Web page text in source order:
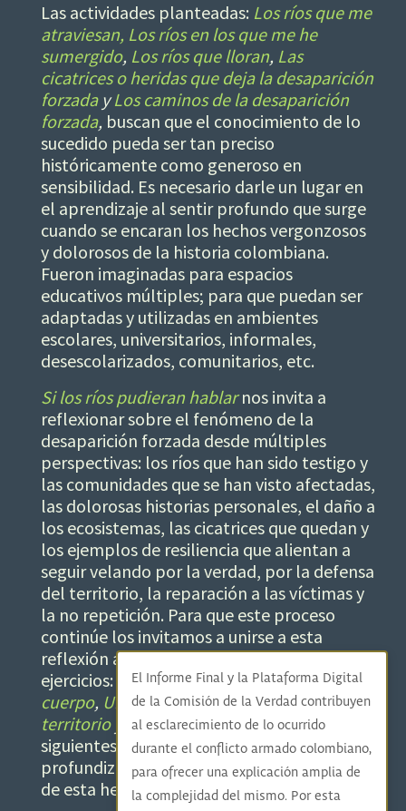
Las actividades planteadas: Los ríos que me
atraviesan, Los ríos en los que me he
sumergido, Los ríos que lloran, Las
cicatrices o heridas que deja la desaparición
forzadayLos caminos de la desaparición
forzada, buscan que el conocimiento de lo
sucedido pueda ser tan preciso
históricamente como generoso en
sensibilidad. Es necesario darle un lugar en
el aprendizaje al sentir profundo que surge
cuando se encaran los hechos vergonzosos
y dolorosos de la historia colombiana.
Fueron imaginadas para espacios
educativos múltiples; para que puedan ser
adaptadas y utilizadas en ambientes
escolares, universitarios, informales,
desescolarizados, comunitarios, etc.
Si los ríos pudieran hablarnos invita a
reflexionar sobre el fenómeno de la
desaparición forzada desde múltiples
perspectivas: los ríos que han sido testigo y
las comunidades que se han visto afectadas,
las dolorosas historias personales, el daño a
los ecosistemas, las cicatrices que quedan y
los ejemplos de resiliencia que alientan a
seguir velando por la verdad, por la defensa
del territorio, la reparación a las víctimas y
la no repetición. Para que este proceso
continúe los invitamos a unirse a esta
reflexión a través de los siguientes
ejercicios:
Cicatrices invisibles– Señales en el
cuerpo, Una marca en el
territorioy Reparaciones.Los
siguientes
recursospueden ayudar a
profundizar y dar contexto a los contenidos
de esta herramienta.
El Informe Final y la Plataforma Digital
de la Comisión de la Verdad contribuyen
al esclarecimiento de lo ocurrido
durante el conflicto armado colombiano,
para ofrecer una explicación amplia de
la complejidad del mismo. Por esta